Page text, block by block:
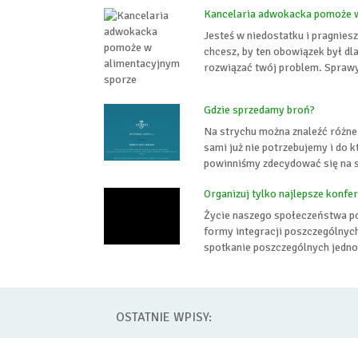
Kancelaria adwokacka pomoże
Jesteś w niedostatku i
chcesz, by ten obowiązek był
rozwiązać twój problem.
Gdzie sprzedamy broń?
Na strychu można znaleźć
sami już nie potrzebujemy i do
powinniśmy zdecydować się
Organizuj tylko najlepsze
Życie naszego społeczeństwa
formy integracji
spotkanie poszczególnych
OSTATNIE WPISY: